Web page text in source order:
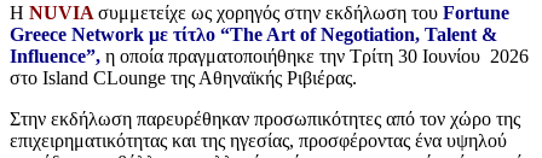
Η NUVIA συμμετείχε ως χορηγός στην εκδήλωση του Fortune
Greece Network με τίτλο “The Art of Negotiation, Talent &
Influence”, η οποία πραγματοποιήθηκε την Τρίτη 30 Ιουνίου 2026
στο Island CLounge της Αθηναϊκής Ριβιέρας.
Στην εκδήλωση παρευρέθηκαν προσωπικότητες από τον χώρο της
επιχειρηματικότητας και της ηγεσίας, προσφέροντας ένα υψηλού